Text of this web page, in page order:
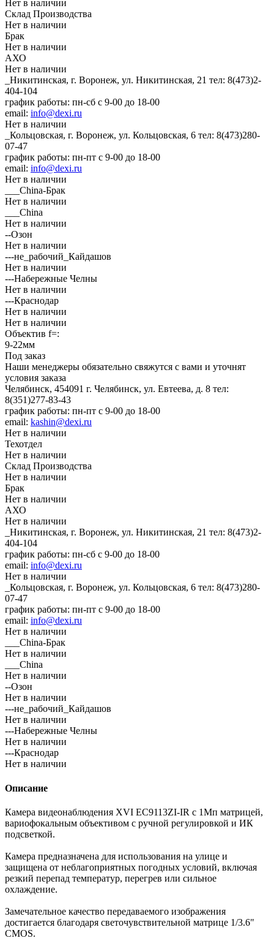
Нет в наличии
Склад Производства
Нет в наличии
Брак
Нет в наличии
АХО
Нет в наличии
_Никитинская, г. Воронеж, ул. Никитинская, 21 тел: 8(473)2-
404-104
график работы: пн-сб с 9-00 до 18-00
email: info@dexi.ru
Нет в наличии
_Кольцовская, г. Воронеж, ул. Кольцовская, 6 тел: 8(473)280-
07-47
график работы: пн-пт с 9-00 до 18-00
email: info@dexi.ru
Нет в наличии
___China-Брак
Нет в наличии
___China
Нет в наличии
--Озон
Нет в наличии
---не_рабочий_Кайдашов
Нет в наличии
---Набережные Челны
Нет в наличии
---Краснодар
Нет в наличии
Нет в наличии
Объектив f=:
9-22мм
Под заказ
Наши менеджеры обязательно свяжутся с вами и уточнят
условия заказа
Челябинск, 454091 г. Челябинск, ул. Евтеева, д. 8 тел:
8(351)277-83-43
график работы: пн-пт с 9-00 до 18-00
email: kashin@dexi.ru
Нет в наличии
Техотдел
Нет в наличии
Склад Производства
Нет в наличии
Брак
Нет в наличии
АХО
Нет в наличии
_Никитинская, г. Воронеж, ул. Никитинская, 21 тел: 8(473)2-
404-104
график работы: пн-сб с 9-00 до 18-00
email: info@dexi.ru
Нет в наличии
_Кольцовская, г. Воронеж, ул. Кольцовская, 6 тел: 8(473)280-
07-47
график работы: пн-пт с 9-00 до 18-00
email: info@dexi.ru
Нет в наличии
___China-Брак
Нет в наличии
___China
Нет в наличии
--Озон
Нет в наличии
---не_рабочий_Кайдашов
Нет в наличии
---Набережные Челны
Нет в наличии
---Краснодар
Нет в наличии
Описание
Камера видеонаблюдения XVI EC9113ZI-IR с 1Мп матрицей,
вариофокальным объективом с ручной регулировкой и ИК
подсветкой.
Камера предназначена для использования на улице и
защищена от неблагоприятных погодных условий, включая
резкий перепад температур, перегрев или сильное
охлаждение.
Замечательное качество передаваемого изображения
достигается благодаря светочувствительной матрице 1/3.6"
CMOS.